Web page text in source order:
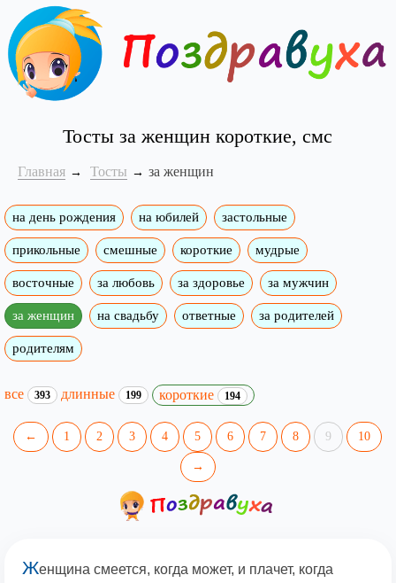
Тосты за женщин короткие, смс
Главная Тосты за женщин
на день рождения на юбилей застольные
прикольные смешные короткие мудрые
восточные за любовь за здоровье за мужчин
за женщин на свадьбу ответные за родителей
родителям
все 393 длинные 199 короткие 194
← 1 2 3 4 5 6 7 8 9 10
→
Женщина смеется, когда может, и плачет, когда